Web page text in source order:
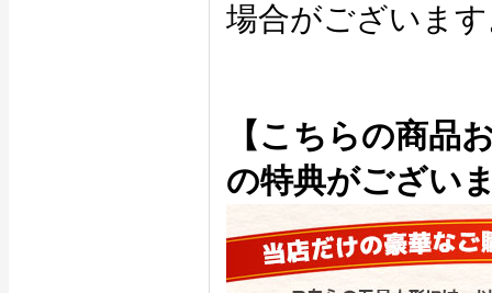
場合がございま
【こちらの商品
の特典がござい